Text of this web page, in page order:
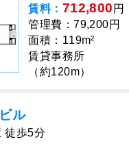
賃料： 712,800 円
管理費：79,200円
面積：119m²
賃貸事務所
（約120m）
ル
徒歩5分